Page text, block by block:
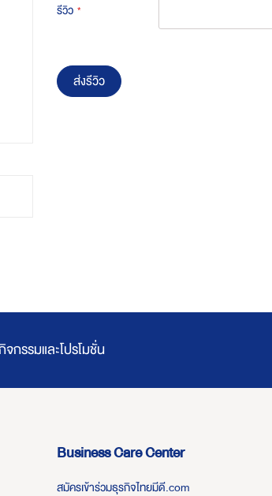
รีวิว
ส่งรีวิว
กรรมและโปรโมชั่น
Business Care Center
สมัครเข้าร่วมธุรกิจไทยมีดี.com